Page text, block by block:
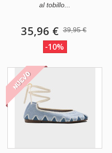
al tobillo...
35,96 € 39,95 €
-10%
NUEVO